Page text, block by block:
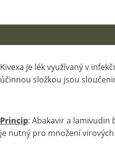
Kivexa je lék využívaný v
účinnou složkou jsou
Princip: Abakavir a lamivudin
je nutný pro množení